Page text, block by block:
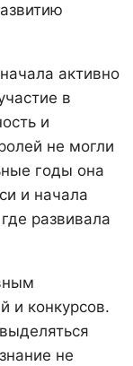
активно
в
и
не могли
годы она
и начала
развивала
и конкурсов.
не